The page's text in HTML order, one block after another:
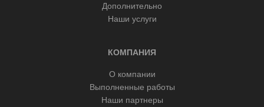
Дополнительно
Наши услуги
КОМПАНИЯ
О компании
Выполненные работы
Наши партнеры